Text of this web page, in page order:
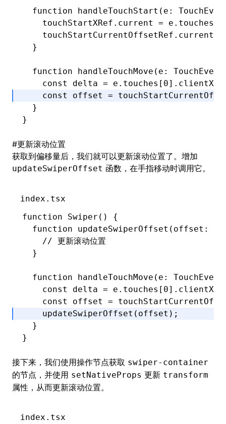
  function
handleTouchStart (e :
    touchStartXRef
.current = e .touches[
    touchStartCurrentOffsetRef
.current
  }
  function
handleTouchMove (e : TouchEvent
    const
delta = e .touches[ 0].clientX
    const
offset =
  }
}
#更新滚动位置
获取到偏移量后，我们就可以更新滚动位置了。增加
updateSwiperOffset 函数，在手指移动时调用它。
index.tsx
function Swiper () {
  function
updateSwiperOffset (offset :
    // 更新滚动位置
  }
  function
handleTouchMove (e : TouchEvent
    const
delta = e .touches[ 0].clientX
    const
offset =
    updateSwiperOffset
(offset);
  }
}
接下来，我们使用操作节点获取 swiper-container
的节点，并使用 setNativeProps 更新 transform
属性，从而更新滚动位置。
index.tsx